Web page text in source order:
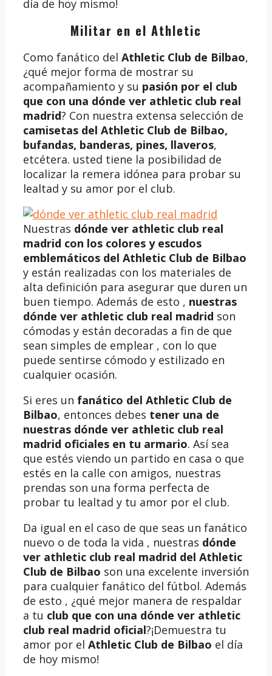
día de hoy mismo!
Militar en el Athletic
Como fanático del Athletic Club de Bilbao,
¿qué mejor forma de mostrar su
acompañamiento y su pasión por el club
que con una dónde ver athletic club real
madrid? Con nuestra extensa selección de
camisetas del Athletic Club de Bilbao,
bufandas, banderas, pines, llaveros,
etcétera. usted tiene la posibilidad de
localizar la remera idónea para probar su
lealtad y su amor por el club.
Nuestras dónde ver athletic club real
madrid con los colores y escudos
emblemáticos del Athletic Club de Bilbao
y están realizadas con los materiales de
alta definición para asegurar que duren un
buen tiempo. Además de esto , nuestras
dónde ver athletic club real madrid son
cómodas y están decoradas a fin de que
sean simples de emplear , con lo que
puede sentirse cómodo y estilizado en
cualquier ocasión.
Si eres un fanático del Athletic Club de
Bilbao, entonces debes tener una de
nuestras dónde ver athletic club real
madrid oficiales en tu armario. Así sea
que estés viendo un partido en casa o que
estés en la calle con amigos, nuestras
prendas son una forma perfecta de
probar tu lealtad y tu amor por el club.
Da igual en el caso de que seas un fanático
nuevo o de toda la vida , nuestras dónde
ver athletic club real madrid del Athletic
Club de Bilbao son una excelente inversión
para cualquier fanático del fútbol. Además
de esto , ¿qué mejor manera de respaldar
a tu club que con una dónde ver athletic
club real madrid oficial?¡Demuestra tu
amor por el Athletic Club de Bilbao el día
de hoy mismo!